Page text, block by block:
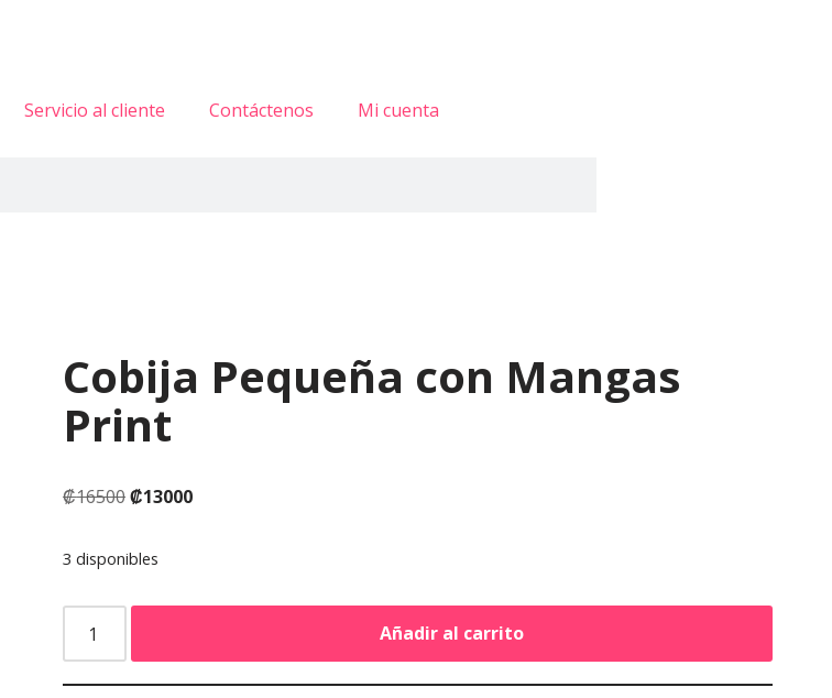
Servicio al cliente Contáctenos Mi cuenta
Cobija Pequeña con Mangas
Print
₡16500₡13000
3 disponibles
Añadir al carrito